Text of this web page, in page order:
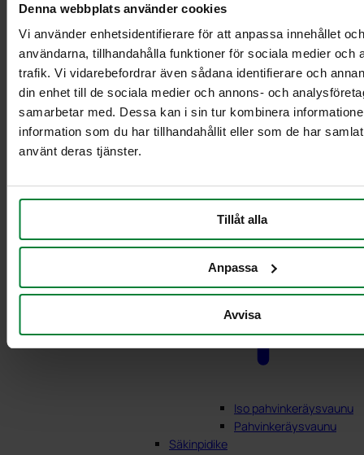
Denna webbplats använder cookies
Vi använder enhetsidentifierare för att anpassa innehållet
användarna, tillhandahålla funktioner för sociala medier och
trafik. Vi vidarebefordrar även sådana identifierare och
din enhet till de sociala medier och annons- och
samarbetar med. Dessa kan i sin tur kombinera
information som du har tillhandahållit eller som de har
använt deras tjänster.
Tillåt alla
Anpassa
Avvisa
Pyörillä varustettu
teline ruokajätteille
Vaunut säiliöille 2 x 21-
29L
Vaunut säiliöille 2 x 60L
Vaunut säiliöille 2 x 90 L
Pahvinkeräysvaunu
Iso pahvinkeräysvaunu
Pahvinkeräysvaunu
Säkinpidike